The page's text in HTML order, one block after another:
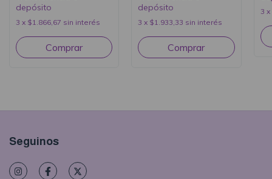
depósito
3 x $1.866,67 sin interés
depósito
3 x $1.933,33 sin interés
3 x
Seguinos